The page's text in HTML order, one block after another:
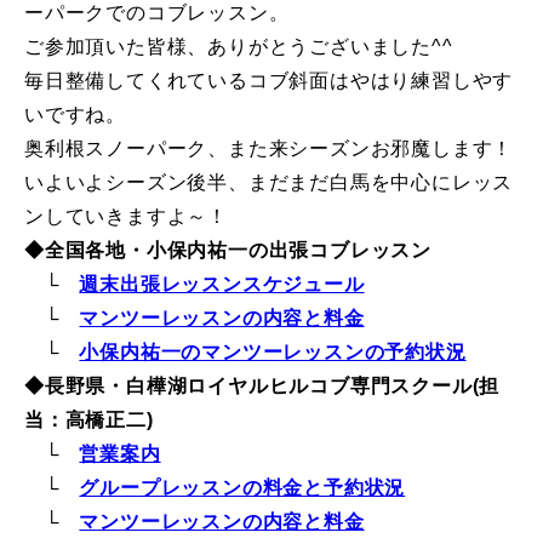
レッスン内容について
レッスン周辺に関して
お申し込みについて
最新レッスン動画
レッスン動画一覧
Online Store
コブ斜面の滑り方解説動画
無料プレゼント動画
プレゼント
ーパークでのコブレッスン。
ご参加頂いた皆様、ありがとうございました^^
毎日整備してくれているコブ斜面はやはり練習しやす
いですね。
奥利根スノーパーク、また来シーズンお邪魔します！
いよいよシーズン後半、まだまだ白馬を中心にレッス
ンしていきますよ～！
◆全国各地・小保内祐一の出張コブレッスン
└週末出張レッスンスケジュール
└ マンツーレッスンの内容と料金
└小保内祐一のマンツーレッスンの予約状況
◆長野県・白樺湖ロイヤルヒルコブ専門スクール(担
当：高橋正二)
└営業案内
└ グループレッスンの料金と予約状況
└ マンツーレッスンの内容と料金